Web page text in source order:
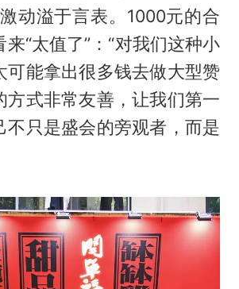
动溢于言表。1000元的合
“太值了”：“对我们这种小
可能拿出很多钱去做大型赞
方式非常友善，让我们第一
不只是盛会的旁观者，而是